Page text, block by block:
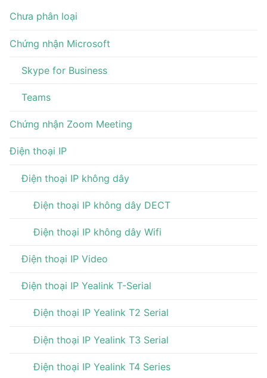
Chưa phân loại
Chứng nhận Microsoft
Skype for Business
Teams
Chứng nhận Zoom Meeting
Điện thoại IP
Điện thoại IP không dây
Điện thoại IP không dây DECT
Điện thoại IP không dây Wifi
Điện thoại IP Video
Điện thoại IP Yealink T-Serial
Điện thoại IP Yealink T2 Serial
Điện thoại IP Yealink T3 Serial
Điện thoại IP Yealink T4 Series